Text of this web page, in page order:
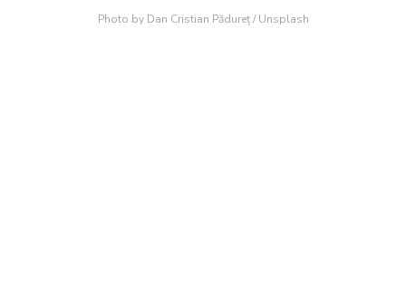
Photo by Dan Cristian Pădureț/Unsplash